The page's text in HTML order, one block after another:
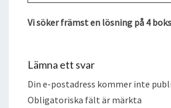
Vi söker främst en lösning på 4
Lämna ett svar
Din e-postadress kommer inte
Obligatoriska fält är märkta